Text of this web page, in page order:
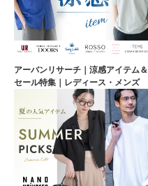
アーバンリサーチ｜涼感アイテム＆
セール特集｜レディース・メンズ